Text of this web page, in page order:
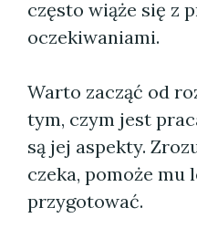
często wiąże się z
oczekiwaniami.
Warto zacząć od
tym, czym jest
są jej aspekty.
czeka, pomoże mu
przygotować.